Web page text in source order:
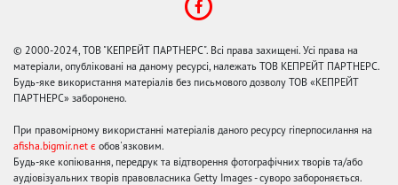
© 2000-2024, ТОВ "КЕПРЕЙТ ПАРТНЕРС". Всі права захищені. Усі права на
матеріали, опубліковані на даному ресурсі, належать ТОВ КЕПРЕЙТ ПАРТНЕРС.
Будь-яке використання матеріалів без письмового дозволу ТОВ «КЕПРЕЙТ
ПАРТНЕРС» заборонено.
При правомірному використанні матеріалів даного ресурсу гіперпосилання на
afisha.bigmir.net є обов'язковим.
Будь-яке копіювання, передрук та відтворення фотографічних творів та/або
аудіовізуальних творів правовласника Getty Images - суворо забороняється.